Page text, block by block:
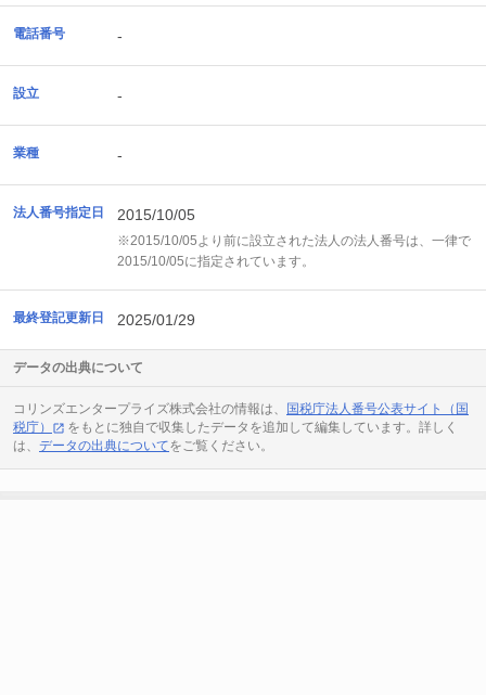
電話番号 -
設立 -
業種 -
法人番号指定日 2015/10/05
※2015/10/05より前に設立された法人の法人番号は、一律で
2015/10/05に指定されています。
最終登記更新日 2025/01/29
データの出典について
コリンズエンタープライズ株式会社の情報は、
国税庁法人番号公表サイト（国
税庁）
をもとに独自で収集したデータを追加して編集しています。詳しく
は、 データの出典についてをご覧ください。